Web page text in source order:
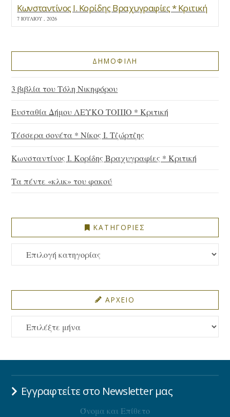
Κωνσταντίνος Ι. Κορίδης Βραχυγραφίες * Κριτική
7 ΙΟΥΛΊΟΥ , 2026
ΔΗΜΟΦΙΛΗ
3 βιβλία του Τόλη Νικηφόρου
Ευσταθία Δήμου ΛΕΥΚΟ ΤΟΠΙΟ * Κριτική
Τέσσερα σονέτα * Νίκος Ι. Τζώρτζης
Κωνσταντίνος Ι. Κορίδης Βραχυγραφίες * Κριτική
Τα πέντε «κλικ» του φακού
ΚΑΤΗΓΟΡΙΕΣ
ΚΑΤΗΓΟΡΙΕΣ
ΑΡΧΕΙΟ
ΑΡΧΕΙΟ
Εγγραφτείτε στο Newsletter μας
Όνομα και Επίθετο